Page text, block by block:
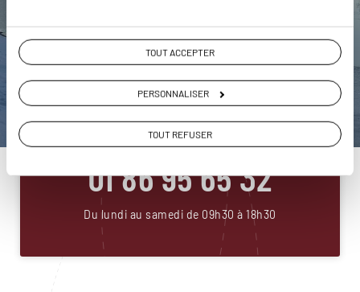
TOUT ACCEPTER
PERSONNALISER
TOUT REFUSER
DEMANDER UN DEVIS
ou
Construisez votre voyage avec un spécialiste Lettonie
01 86 95 65 32
Du lundi au samedi de 09h30 à 18h30